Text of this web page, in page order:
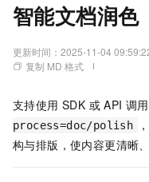
智能文档润色
更新时间： 2025-11-04
复制 MD 格式
支持使用 SDK 或 API 调
process=doc/polish
构与排版，使内容更清晰、